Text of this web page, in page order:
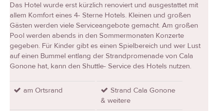
Das Hotel wurde erst kürzlich renoviert und ausgestattet mit
allem Komfort eines 4- Sterne Hotels. Kleinen und großen
Gästen werden viele Serviceangebote gemacht. Am großen
Pool werden abends in den Sommermonaten Konzerte
gegeben. Für Kinder gibt es einen Spielbereich und wer Lust
auf einen Bummel entlang der Strandpromenade von Cala
Gonone hat, kann den Shuttle- Service des Hotels nutzen.
am Ortsrand
Strand Cala Gonone
& weitere